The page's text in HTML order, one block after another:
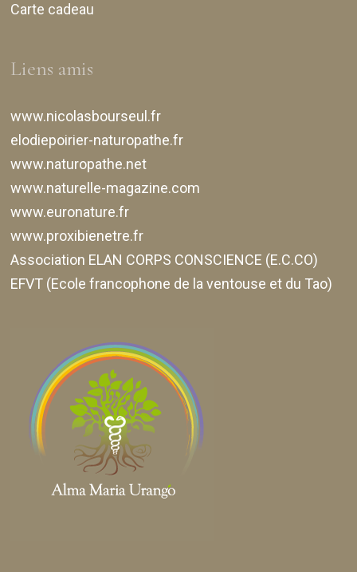
Carte cadeau
Liens amis
www.nicolasbourseul.fr
elodiepoirier-naturopathe.fr
www.naturopathe.net
www.naturelle-magazine.com
www.euronature.fr
www.proxibienetre.fr
Association ELAN CORPS CONSCIENCE (E.C.CO)
EFVT (Ecole francophone de la ventouse et du Tao)